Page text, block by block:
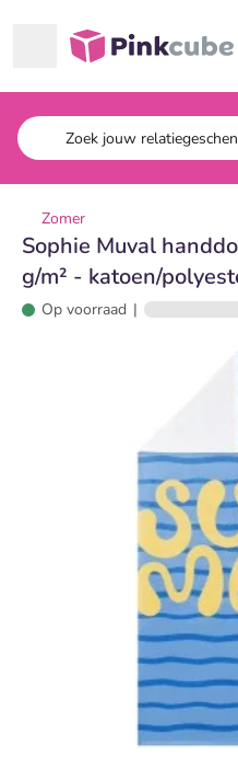
Pinkcube
Zomer
Sophie Muval
g/m² - katoen/
Op voorraad |